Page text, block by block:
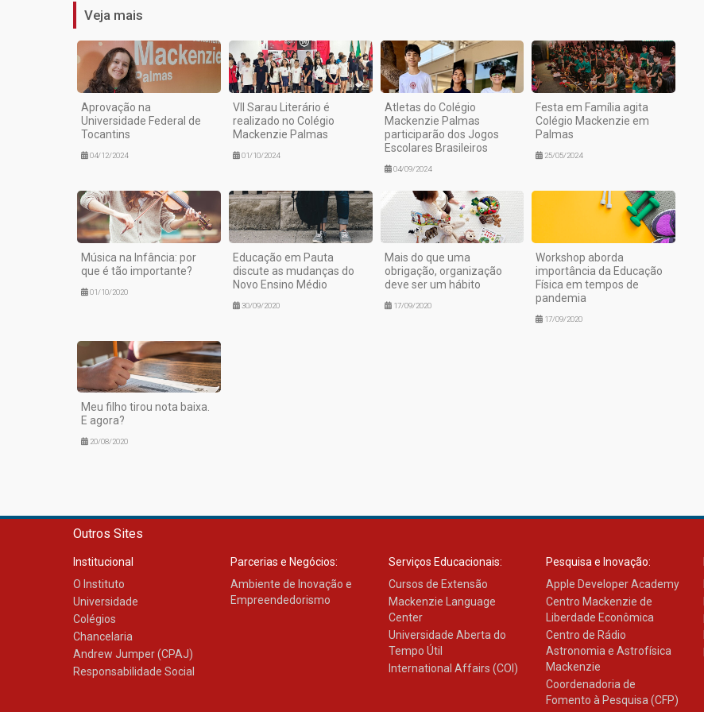
Veja mais
Aprovação na
Universidade Federal de
Tocantins
04/12/2024
VII Sarau Literário é
realizado no Colégio
Mackenzie Palmas
01/10/2024
Atletas do Colégio
Mackenzie Palmas
participarão dos Jogos
Escolares Brasileiros
04/09/2024
Festa em Família agita
Colégio Mackenzie em
Palmas
25/05/2024
Música na Infância: por
que é tão importante?
01/10/2020
Educação em Pauta
discute as mudanças do
Novo Ensino Médio
30/09/2020
Mais do que uma
obrigação, organização
deve ser um hábito
17/09/2020
Workshop aborda
importância da Educação
Física em tempos de
pandemia
17/09/2020
Meu filho tirou nota baixa.
E agora?
20/08/2020
Outros Sites
Institucional
O Instituto
Universidade
Colégios
Chancelaria
Andrew Jumper (CPAJ)
Responsabilidade Social
Parcerias e Negócios:
Ambiente de Inovação e
Empreendedorismo
Serviços Educacionais:
Cursos de Extensão
Mackenzie Language
Center
Universidade Aberta do
Tempo Útil
International Affairs (COI)
Pesquisa e Inovação:
Apple Developer Academy
Centro Mackenzie de
Liberdade Econômica
Centro de Rádio
Astronomia e Astrofísica
Mackenzie
Coordenadoria de
Fomento à Pesquisa (CFP)